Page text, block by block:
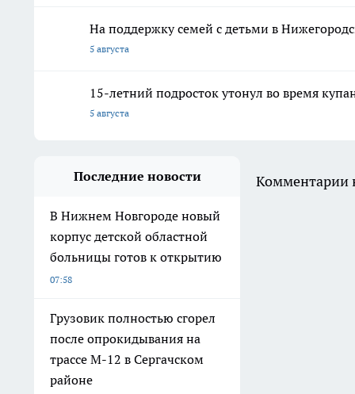
На поддержку семей с детьми в
5 августа
15-летний подросток утонул во время
5 августа
Последние новости
В Нижнем Новгороде новый
корпус детской областной
больницы готов к открытию
07:58
Грузовик полностью сгорел
после опрокидывания на
трассе М-12 в Сергачском
районе
Комментарии